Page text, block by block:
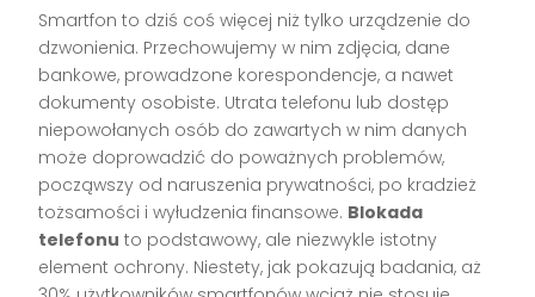
Smartfon to dziś coś więcej niż tylko urządzenie do
dzwonienia. Przechowujemy w nim zdjęcia, dane
bankowe, prowadzone korespondencje, a nawet
dokumenty osobiste. Utrata telefonu lub dostęp
niepowołanych osób do zawartych w nim danych
może doprowadzić do poważnych problemów,
począwszy od naruszenia prywatności, po kradzież
tożsamości i wyłudzenia finansowe. Blokada
telefonu to podstawowy, ale niezwykle istotny
element ochrony. Niestety, jak pokazują badania, aż